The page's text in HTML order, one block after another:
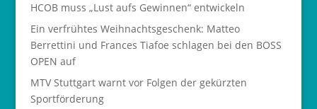
HCOB muss „Lust aufs Gewinnen“ entwickeln
Ein verfrühtes Weihnachtsgeschenk: Matteo
Berrettini und Frances Tiafoe schlagen bei den BOSS
OPEN auf
MTV Stuttgart warnt vor Folgen der gekürzten
Sportförderung